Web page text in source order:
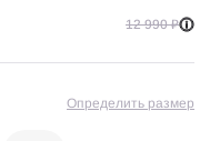
12 990 ₽
Определить размер